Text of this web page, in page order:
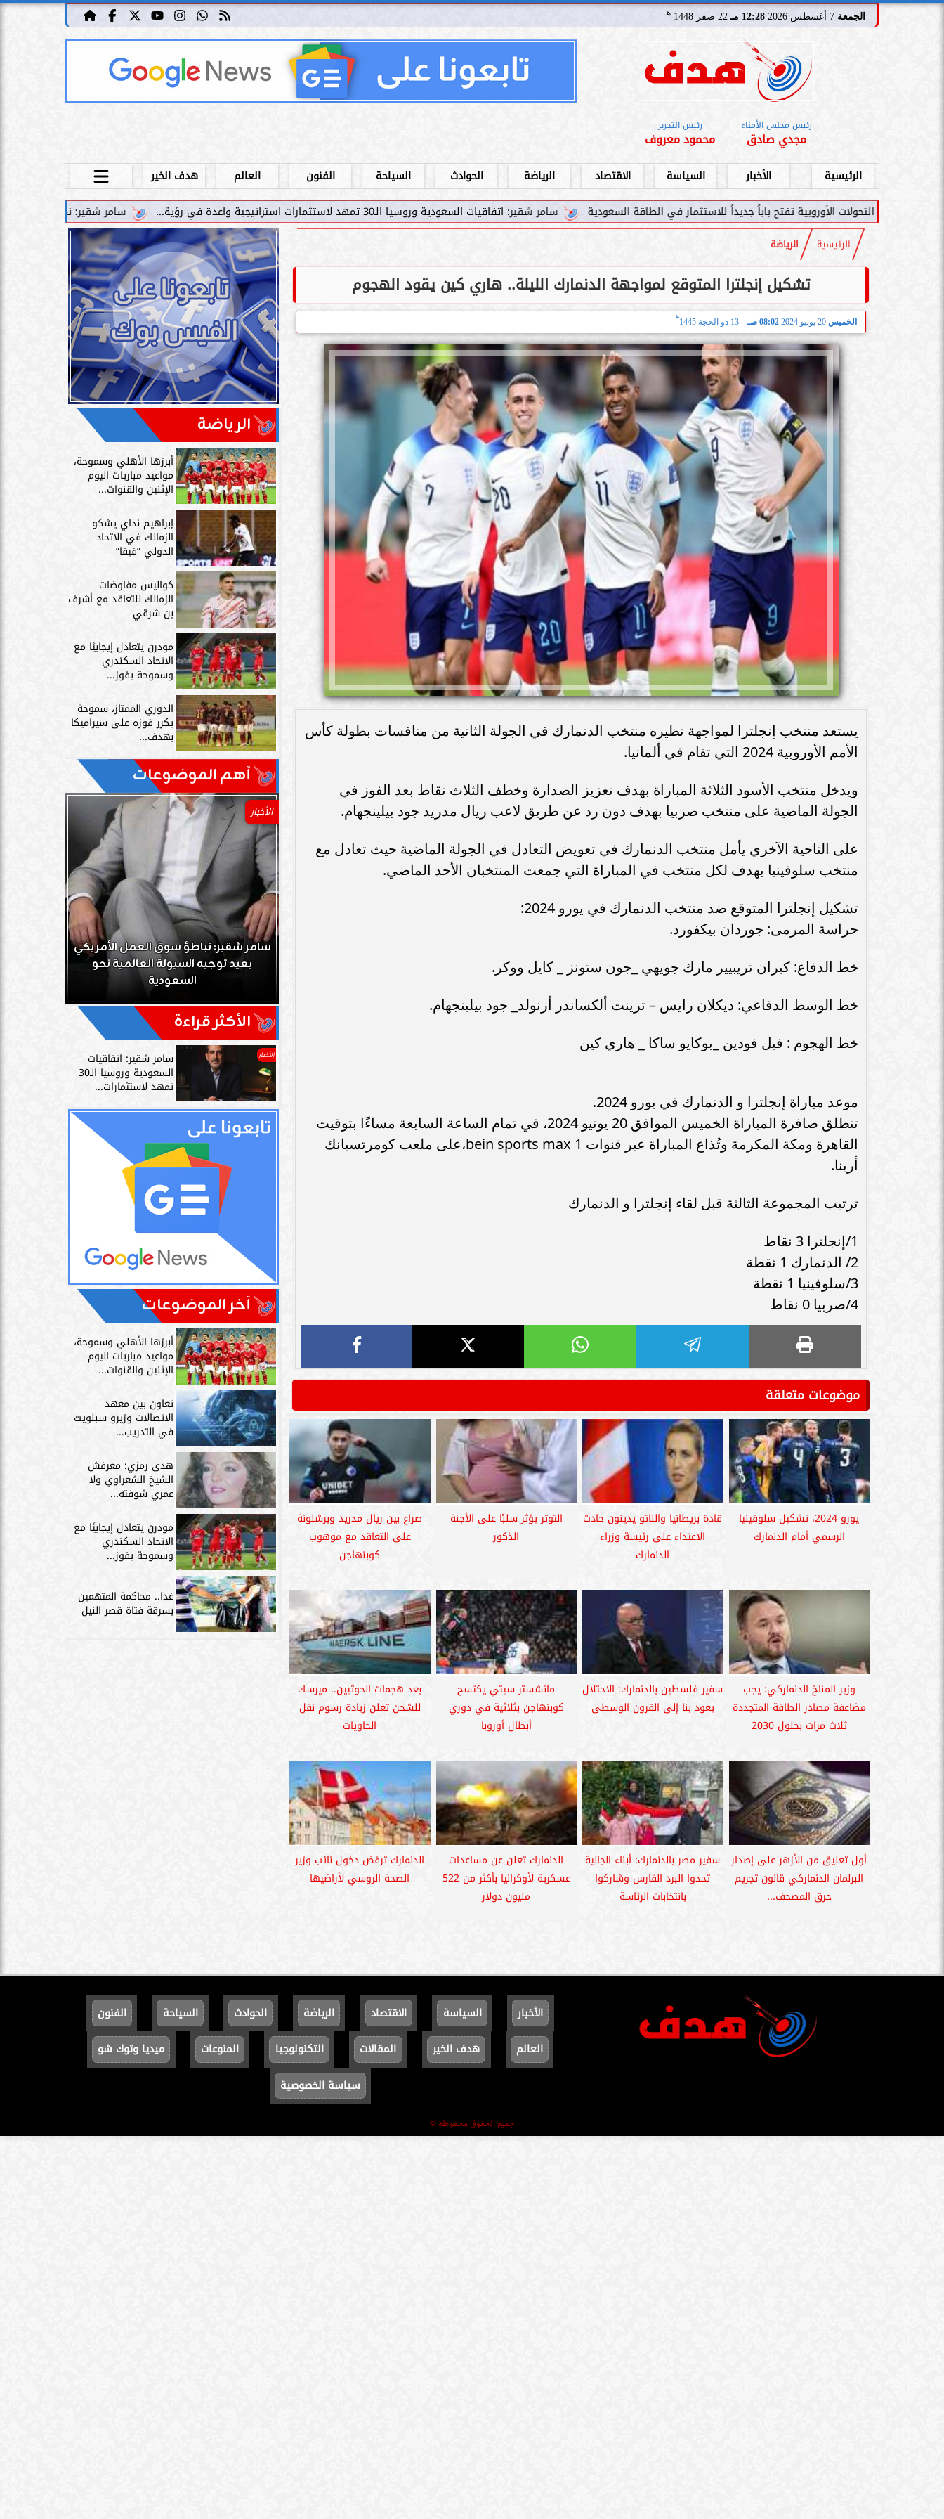
الجمعة 12:28 مـ 22 صفر 1448 هـ
رئيس مجلس الأمناء
مجدي صادق
رئيس التحرير
محمود معروف
الرئيسية الأخبار السياسة الاقتصاد الرياضة الحوادث السياحة الفنون العالم
هدف الخير
سامر شقير: نمو صناديق الاستثمار الخاصة دليل حي
سامر شقير: اتفاقيات السعودية وروسيا الـ30 تمهد لاستثمارات استراتيجية واعدة في رؤية... الأوروبية تفتح باباً جديداً للاستثمار في الطاقة السعودية
الرئيسية الرياضة
تشكيل إنجلترا المتوقع لمواجهة الدنمارك الليلة.. هاري كين يقود الهجوم
الخميس 20 يونيو 2024 08:02 صـ 13 ذو الحجة 1445
هـ
يستعد منتخب إنجلترا لمواجهة نظيره منتخب الدنمارك في الجولة الثانية من منافسات بطولة كأس
الأمم الأوروبية 2024 التي تقام في ألمانيا.
ويدخل منتخب الأسود الثلاثة المباراة بهدف تعزيز الصدارة وخطف الثلاث نقاط بعد الفوز في
الجولة الماضية على منتخب صربيا بهدف دون رد عن طريق لاعب ريال مدريد جود بيلينجهام.
على الناحية الآخري يأمل منتخب الدنمارك في تعويض التعادل في الجولة الماضية حيث تعادل مع
منتخب سلوفينيا بهدف لكل منتخب في المباراة التي جمعت المنتخبان الأحد الماضي.
تشكيل إنجلترا المتوقع ضد منتخب الدنمارك في يورو 2024:
حراسة المرمى: جوردان بيكفورد.
خط الدفاع: كيران تريبيير مارك جويهي _جون ستونز _ كايل ووكر.
خط الوسط الدفاعي: ديكلان رايس – ترينت ألكساندر أرنولد_ جود بيلينجهام.
خط الهجوم : فيل فودين _بوكايو ساكا _ هاري كين
موعد مباراة إنجلترا و الدنمارك في يورو 2024.
تنطلق صافرة المباراة الخميس الموافق 20 يونيو 2024، في تمام الساعة السابعة مساءًا بتوقيت
القاهرة ومكة المكرمة وتُذاع المباراة عبر قنوات bein sports max 1،على ملعب كومرتسبانك
أرينا.
ترتيب المجموعة الثالثة قبل لقاء إنجلترا و الدنمارك
1/إنجلترا 3 نقاط
2/ الدنمارك 1 نقطة
3/سلوفينيا 1 نقطة
4/صربيا 0 نقاط
موضوعات متعلقة
يورو 2024، تشكيل سلوفينيا
الرسمي أمام الدنمارك
قادة بريطانيا والناتو يدينون حادث
الاعتداء على رئيسة وزراء
الدنمارك
التوتر يؤثر سلبًا على الأجنة
الذكور
صراع بين ريال مدريد وبرشلونة
على التعاقد مع موهوب
كوبنهاجن
وزير المناخ الدنماركي: يجب
مضاعفة مصادر الطاقة المتجددة
ثلاث مرات بحلول 2030
سفير فلسطين بالدنمارك: الاحتلال
يعود بنا إلى القرون الوسطى
مانشستر سيتي يكتسح
كوبنهاجن بثلاثية في دوري
أبطال أوروبا
بعد هجمات الحوثيين.. ميرسك
للشحن تعلن زيادة رسوم نقل
الحاويات
أول تعليق من الأزهر على إصدار
البرلمان الدنماركي قانون تجريم
حرق المصحف...
سفير مصر بالدنمارك: أبناء الجالية
تحدوا البرد القارس وشاركوا
بانتخابات الرئاسة
الدنمارك تعلن عن مساعدات
عسكرية لأوكرانيا بأكثر من 522
مليون دولار
الدنمارك ترفض دخول نائب وزير
الصحة الروسي لأراضيها
الرياضة
أبرزها الأهلي وسموحة،
مواعيد مباريات اليوم
الإثنين والقنوات...
إبراهيم نداي يشكو
الزمالك في الاتحاد
الدولي ”فيفا”
كواليس مفاوضات
الزمالك للتعاقد مع أشرف
بن شرقي
مودرن يتعادل إيجابيًا مع
الاتحاد السكندري
وسموحة يفوز...
الدوري الممتاز، سموحة
يكرر فوزه على سيراميكا
بهدف...
آهم الموضوعات
الـ30 تمهد لاستثمارات استراتيجية واعدة
سامر شقير: التحولات الأوروبية تفتح باباً
جديداً للاستثمار في الطاقة السعودية
الأخبار
سامر شقير: تباطؤ سوق العمل الأمريكي
يعيد توجيه السيولة العالمية نحو
السعودية
الأكثر قراءة
الأخبار سامر شقير: اتفاقيات
السعودية وروسيا الـ30
تمهد لاستثمارات...
آخر الموضوعات
أبرزها الأهلي وسموحة،
مواعيد مباريات اليوم
الإثنين والقنوات...
تعاون بين معهد
الاتصالات وزيرو سبلويت
في التدريب...
هدى رمزي: معرفش
الشيخ الشعراوي ولا
عمري شوفته...
مودرن يتعادل إيجابيًا مع
الاتحاد السكندري
وسموحة يفوز...
غدا.. محاكمة المتهمين
بسرقة فتاة قصر النيل
الأخبار السياسة الاقتصاد الرياضة الحوادث السياحة
الفنون
العالم
هدف الخير المقالات التكنولوجيا المنوعات
ميديا وتوك شو
سياسة الخصوصية
جميع الحقوق محفوظة ©